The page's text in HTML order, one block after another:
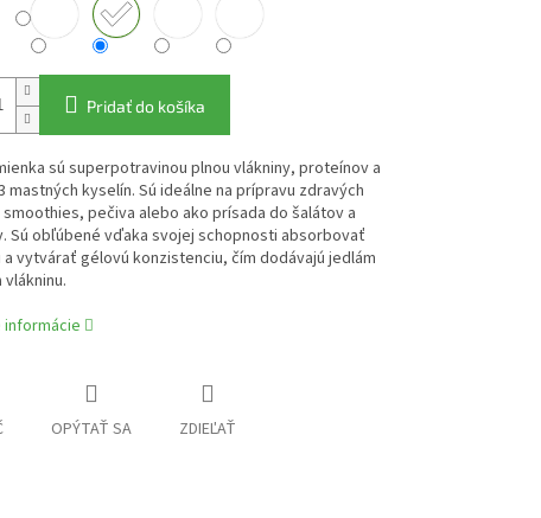
Pridať do košíka
sú superpotravinou plnou vlákniny, proteínov a
mastných kyselín. Sú ideálne na prípravu zdravých
pečiva alebo ako prísada do šalátov a
Sú obľúbené vďaka svojej schopnosti absorbovať
vytvárať gélovú konzistenciu, čím dodávajú jedlám
informácie
OPÝTAŤ SA ZDIEĽAŤ